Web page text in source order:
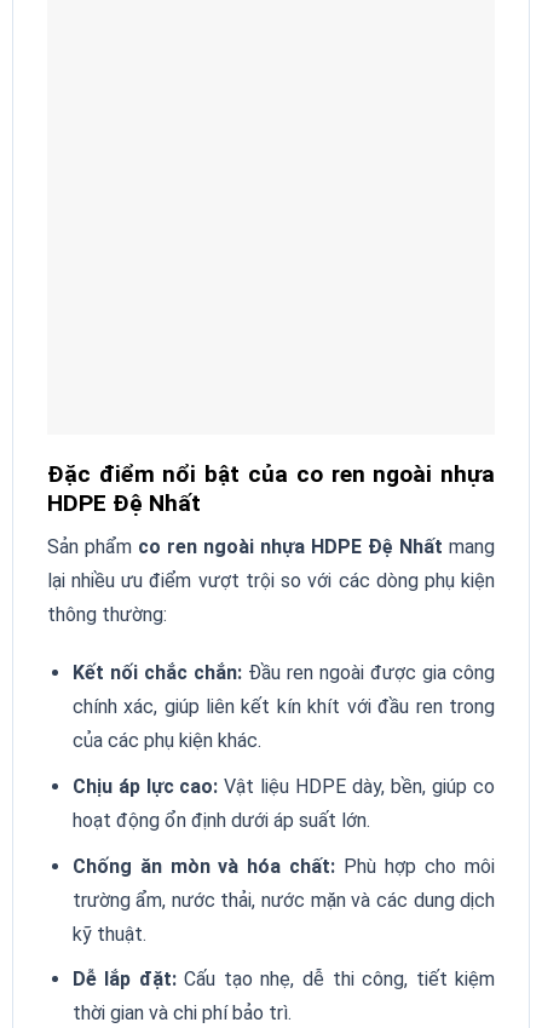
Đặc điểm nổi bật của co ren ngoài nhựa
HDPE Đệ Nhất
Sản phẩm co ren ngoài nhựa HDPE Đệ Nhất mang
lại nhiều ưu điểm vượt trội so với các dòng phụ kiện
thông thường:
Kết nối chắc chắn:Đầu ren ngoài được gia công
chính xác, giúp liên kết kín khít với đầu ren trong
của các phụ kiện khác.
Chịu áp lực cao: Vật liệu HDPE dày, bền, giúp co
hoạt động ổn định dưới áp suất lớn.
Chống ăn mòn và hóa chất: Phù hợp cho môi
trường ẩm, nước thải, nước mặn và các dung dịch
kỹ thuật.
Dễ lắp đặt:Cấu tạo nhẹ, dễ thi công, tiết kiệm
thời gian và chi phí bảo trì.